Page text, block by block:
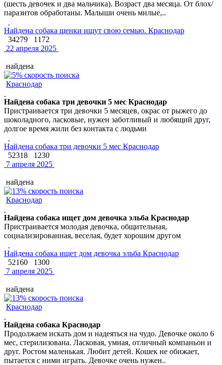
(шесть девочек и два мальчика). Возраст два месяца. От блох/
паразитов обработаны. Малыши очень милые,..
Найдена собака щенки ищут свою семью. Краснодар
34279
1172
22 апреля 2025
найдена
Краснодар
Найдена собака три девочки 5 мес Краснодар
Пристраивается три девочки 5 месяцев, окрас от рыжего до
шоколадного, ласковые, нужен заботливый и любящий друг,
долгое время жили без контакта с людьми
Найдена собака три девочки 5 мес Краснодар
52318
1230
7 апреля 2025
найдена
Краснодар
Найдена собака ищет дом девочка эльба Краснодар
Пристраивается молодая девочка, общительная,
социализированная, веселая, будет хорошим другом
Найдена собака ищет дом девочка эльба Краснодар
52160
1300
7 апреля 2025
найдена
Краснодар
Найдена собака Краснодар
Продолжаем искать дом и надеяться на чудо. Девочке около 6
мес, стерилизована. Ласковая, умная, отличный компаньон и
друг. Ростом маленькая. Любит детей. Кошек не обижает,
пытается с ними играть. Девочке очень нужен..